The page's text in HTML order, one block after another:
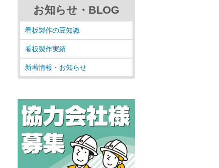
お知らせ・BLOG
看板製作の豆知識
看板製作実績
新着情報・お知らせ